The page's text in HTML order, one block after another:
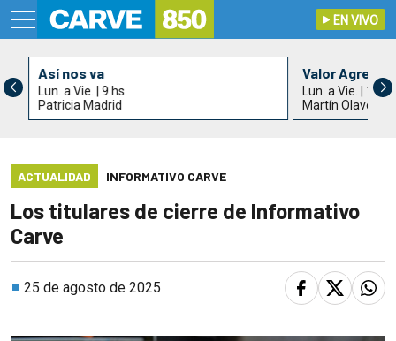
EN VIVO
Así nos va
Lun. a Vie. | 9 hs
Patricia Madrid
Valor
Lun. a Vie. | 11 hs
Martín Olaverry
ACTUALIDAD INFORMATIVO CARVE
Los titulares de cierre de Informativo
Carve
25 de agosto de 2025